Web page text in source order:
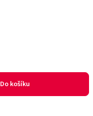
Do košíku